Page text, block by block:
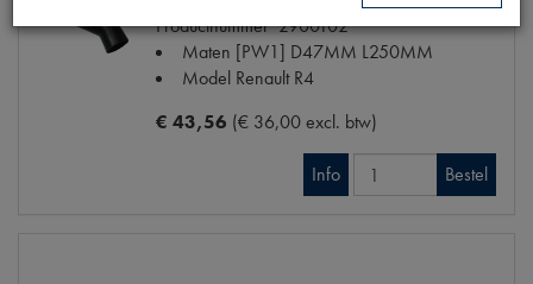
Productnummer2900102
Maten [PW1] D47MM L250MM
Model Renault R4
€ 43,56 (€ 36,00 excl. btw)
Info Bestel